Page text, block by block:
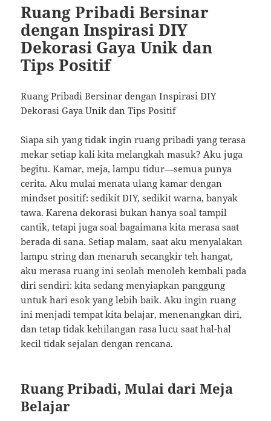
Ruang Pribadi Bersinar
dengan Inspirasi DIY
Dekorasi Gaya Unik dan
Tips Positif
Ruang Pribadi Bersinar dengan Inspirasi DIY
Dekorasi Gaya Unik dan Tips Positif
Siapa sih yang tidak ingin ruang pribadi yang terasa
mekar setiap kali kita melangkah masuk? Aku juga
begitu. Kamar, meja, lampu tidur—semua punya
cerita. Aku mulai menata ulang kamar dengan
mindset positif: sedikit DIY, sedikit warna, banyak
tawa. Karena dekorasi bukan hanya soal tampil
cantik, tetapi juga soal bagaimana kita merasa saat
berada di sana. Setiap malam, saat aku menyalakan
lampu string dan menaruh secangkir teh hangat,
aku merasa ruang ini seolah menoleh kembali pada
diri sendiri: kita sedang menyiapkan panggung
untuk hari esok yang lebih baik. Aku ingin ruang
ini menjadi tempat kita belajar, menenangkan diri,
dan tetap tidak kehilangan rasa lucu saat hal-hal
kecil tidak sejalan dengan rencana.
Ruang Pribadi, Mulai dari Meja
Belajar